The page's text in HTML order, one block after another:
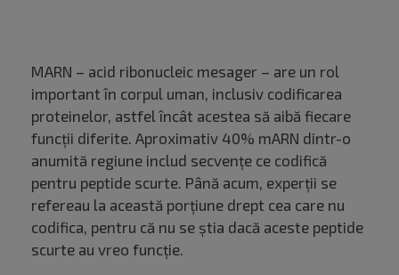
MARN – acid ribonucleic mesager – are un rol
important în corpul uman, inclusiv codificarea
proteinelor, astfel încât acestea să aibă fiecare
funcții diferite. Aproximativ 40% mARN dintr-o
anumită regiune includ secvențe ce codifică
pentru peptide scurte. Până acum, experții se
refereau la această porțiune drept cea care nu
codifica, pentru că nu se știa dacă aceste peptide
scurte au vreo funcție.